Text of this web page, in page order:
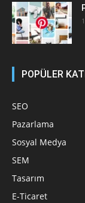
POPÜLER
SEO
Pazarlama
Sosyal Medya
SEM
Tasarım
E-Ticaret